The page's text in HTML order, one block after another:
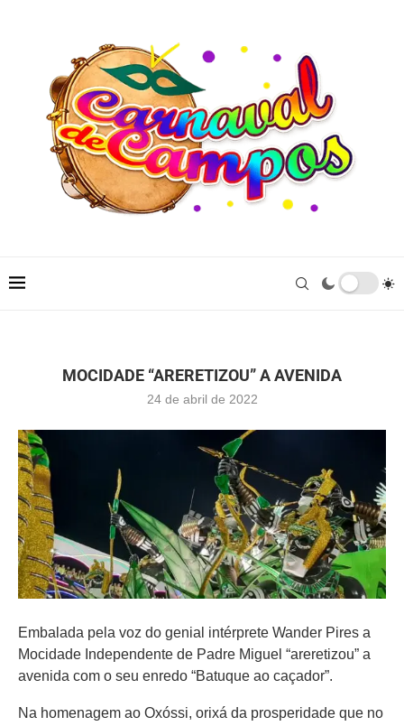
MOCIDADE “ARERETIZOU” A AVENIDA
24 de abril de 2022
Embalada pela voz do genial intérprete Wander Pires a
Mocidade Independente de Padre Miguel “areretizou” a
avenida com o seu enredo “Batuque ao caçador”.
Na homenagem ao Oxóssi, orixá da prosperidade que no